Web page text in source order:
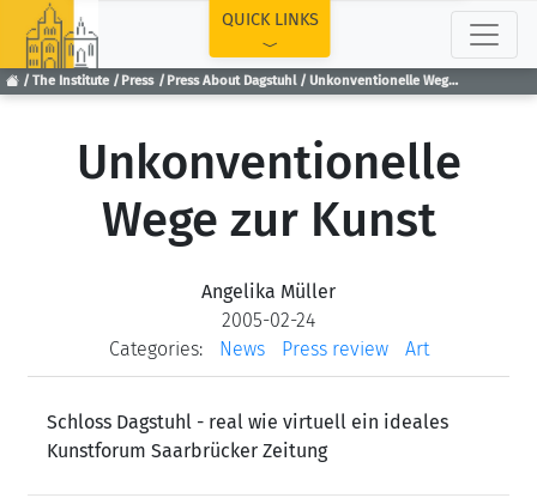
The Institute Press Press About Dagstuhl Unkonventionelle Wege zur Kunst
QUICK LINKS
Unkonventionelle
Wege zur Kunst
Angelika Müller
2005-02-24
Categories:
News Press review Art
Schloss Dagstuhl - real wie virtuell ein ideales
Kunstforum Saarbrücker Zeitung